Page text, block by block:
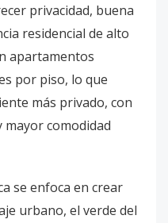
privacidad, buena
residencial de alto
apartamentos
por piso, lo que
más privado, con
comodidad
se enfoca en crear
urbano, el verde del